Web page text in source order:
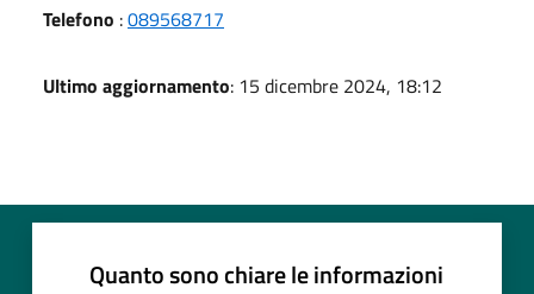
Telefono :089568717
Ultimo aggiornamento: 15 dicembre 2024, 18:12
Quanto sono chiare le informazioni